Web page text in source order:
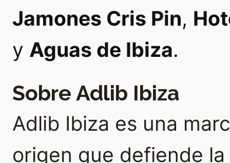
Jamones Cris Pin,
y Aguas de Ibiza.
Sobre Adlib Ibiza
Adlib Ibiza es una
origen que defiende